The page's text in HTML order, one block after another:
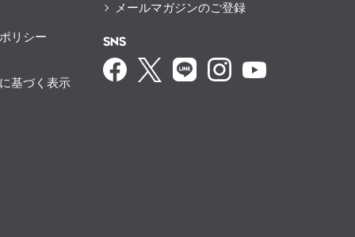
リシー
基づく表示
メールマガジンのご登録
SNS